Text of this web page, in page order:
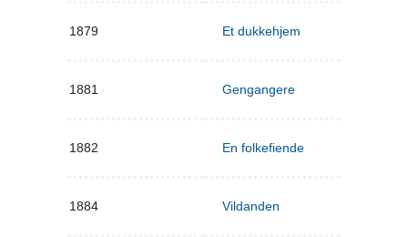
1879 Et dukkehjem
1881 Gengangere
1882 En folkefiende
1884 Vildanden